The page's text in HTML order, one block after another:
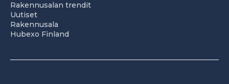
Rakennusalan trendit
Uutiset
Rakennusala
Hubexo Finland